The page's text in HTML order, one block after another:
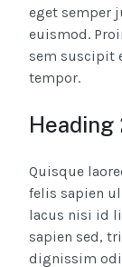
eget semper
euismod.
sem suscipit
tempor.
Heading
Quisque
felis sapien
lacus nisi id
sapien sed,
dignissim